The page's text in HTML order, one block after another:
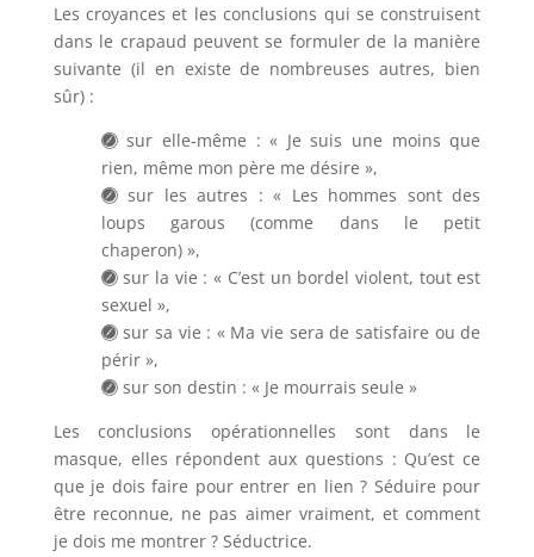
Les croyances et les conclusions qui se construisent
dans le crapaud peuvent se formuler de la manière
suivante (il en existe de nombreuses autres, bien
sûr) :
sur elle-même : « Je suis une moins que
rien, même mon père me désire »,
sur les autres : « Les hommes sont des
loups garous (comme dans le petit
chaperon) »,
sur la vie : « C’est un bordel violent, tout est
sexuel »,
sur sa vie : « Ma vie sera de satisfaire ou de
périr »,
sur son destin : « Je mourrais seule »
Les conclusions opérationnelles sont dans le
masque, elles répondent aux questions : Qu’est ce
que je dois faire pour entrer en lien ? Séduire pour
être reconnue, ne pas aimer vraiment, et comment
je dois me montrer ? Séductrice.